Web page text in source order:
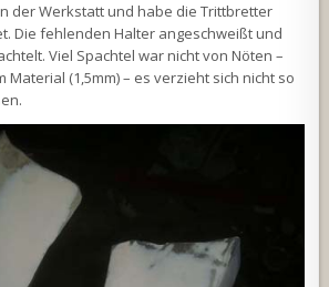
der Werkstatt und habe die Trittbretter
Die fehlenden Halter angeschweißt und
Viel Spachtel war nicht von Nöten –
Material (1,5mm) – es verzieht sich nicht so